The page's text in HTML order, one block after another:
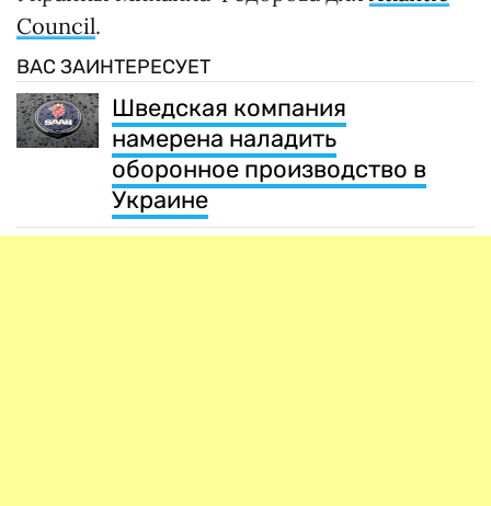
Council.
ВАС ЗАИНТЕРЕСУЕТ
Шведская компания
намерена наладить
оборонное производство в
Украине